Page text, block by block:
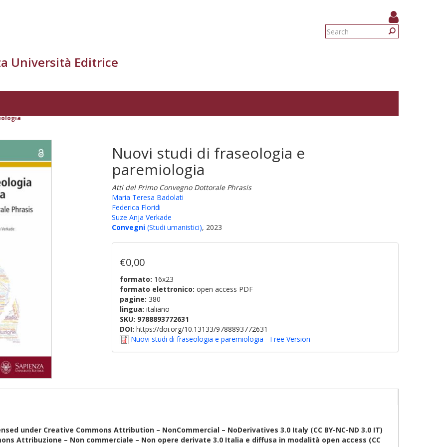
Search
Università Editrice
Nuovi studi di fraseologia e
paremiologia
Atti del Primo Convegno Dottorale Phrasis
Maria Teresa Badolati
Federica Floridi
Suze Anja Verkade
Convegni (Studi umanistici), 2023
€0,00
formato: 16x23
formato elettronico: open access PDF
pagine: 380
lingua: italiano
SKU: 9788893772631
DOI: https://doi.org/10.13133/9788893772631
Nuovi studi di fraseologia e paremiologia - Free Version
under Creative Commons Attribution – NonCommercial – NoDerivatives 3.0 Italy (CC BY-NC-ND 3.0 IT)
Attribuzione – Non commerciale – Non opere derivate 3.0 Italia e diffusa in modalità open access (CC